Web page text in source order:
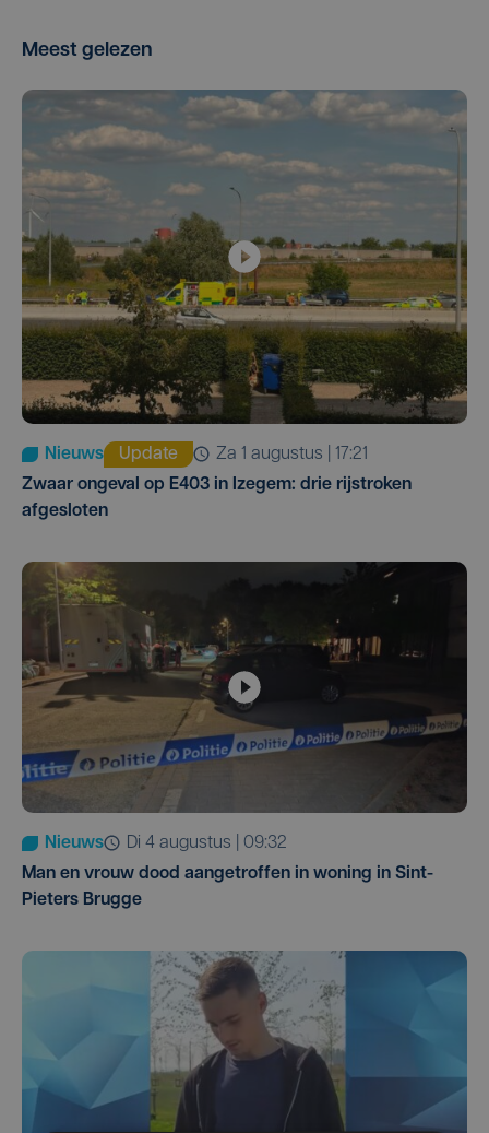
Meest gelezen
Nieuws Update
za 1 augustus | 17:21
Zwaar ongeval op E403 in Izegem: drie rijstroken
afgesloten
Nieuws
di 4 augustus | 09:32
Man en vrouw dood aangetroffen in woning in Sint-
Pieters Brugge